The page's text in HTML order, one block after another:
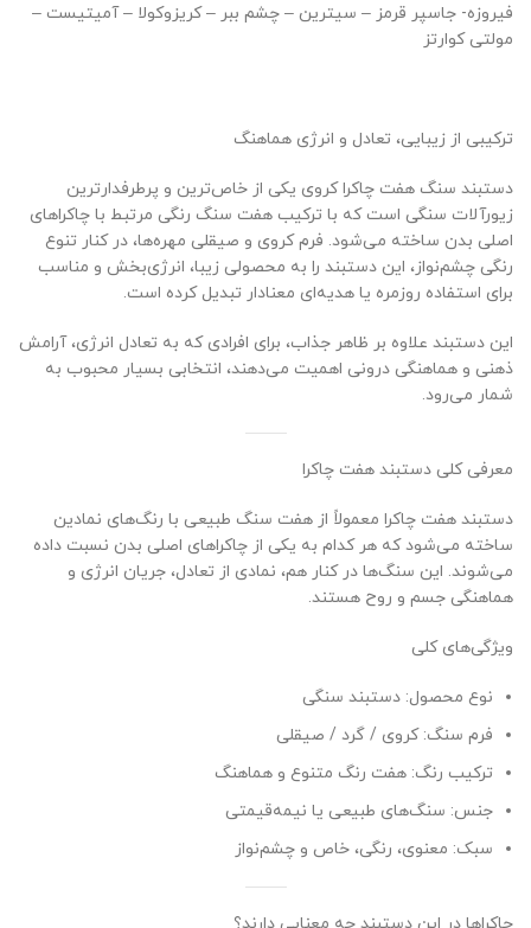
فیروزه- جاسپر قرمز – سیترین – چشم ببر – کریزوکولا – آمیتیست –
مولتی کوارتز
ترکیبی از زیبایی، تعادل و انرژی هماهنگ
دستبند سنگ هفت چاکرا کروی یکی از خاص‌ترین و پرطرفدارترین
زیورآلات سنگی است که با ترکیب هفت سنگ رنگی مرتبط با چاکراهای
اصلی بدن ساخته می‌شود. فرم کروی و صیقلی مهره‌ها، در کنار تنوع
رنگی چشم‌نواز، این دستبند را به محصولی زیبا، انرژی‌بخش و مناسب
برای استفاده روزمره یا هدیه‌ای معنادار تبدیل کرده است.
این دستبند علاوه بر ظاهر جذاب، برای افرادی که به تعادل انرژی، آرامش
ذهنی و هماهنگی درونی اهمیت می‌دهند، انتخابی بسیار محبوب به
شمار می‌رود.
معرفی کلی دستبند هفت چاکرا
دستبند هفت چاکرا معمولاً از هفت سنگ طبیعی با رنگ‌های نمادین
ساخته می‌شود که هر کدام به یکی از چاکراهای اصلی بدن نسبت داده
می‌شوند. این سنگ‌ها در کنار هم، نمادی از تعادل، جریان انرژی و
هماهنگی جسم و روح هستند.
ویژگی‌های کلی
نوع محصول: دستبند سنگی
فرم سنگ: کروی / گرد / صیقلی
ترکیب رنگ: هفت رنگ متنوع و هماهنگ
جنس: سنگ‌های طبیعی یا نیمه‌قیمتی
سبک: معنوی، رنگی، خاص و چشم‌نواز
چاکراها در این دستبند چه معنایی دارند؟